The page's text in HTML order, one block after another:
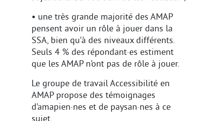
• une très grande majorité des AMAP
pensent avoir un rôle à jouer dans la
SSA, bien qu’à des niveaux différents.
Seuls 4 % des répondant·es estiment
que les AMAP n’ont pas de rôle à jouer.
Le groupe de travail Accessibilité en
AMAP propose des témoignages
d’amapien·nes et de paysan·nes à ce
sujet.